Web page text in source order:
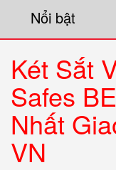
Nổi bật
Két Sắt
Safes
Nhất
VN